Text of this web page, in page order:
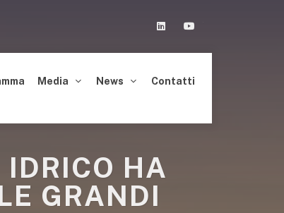
Linkedin
Media News Contatti
HA
GRANDI